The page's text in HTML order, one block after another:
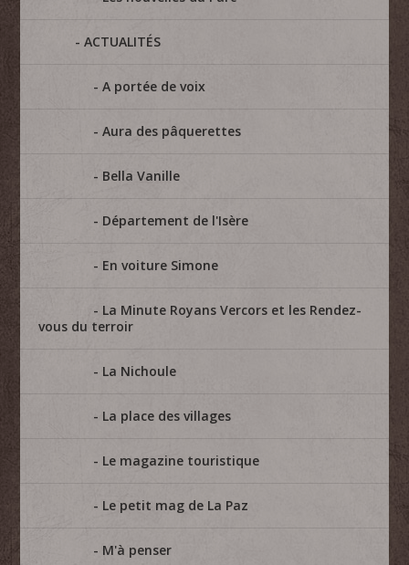
ACTUALITÉS
A portée de voix
Aura des pâquerettes
Bella Vanille
Département de l'Isère
En voiture Simone
La Minute Royans Vercors et les Rendez-
vous du terroir
La Nichoule
La place des villages
Le magazine touristique
Le petit mag de La Paz
M'à penser